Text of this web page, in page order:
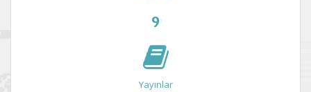
9
Yayınlar